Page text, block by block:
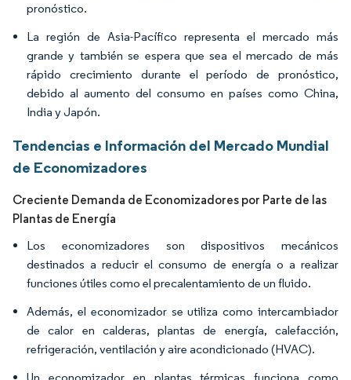
pronóstico.
La región de Asia-Pacífico representa el mercado más
grande y también se espera que sea el mercado de más
rápido crecimiento durante el período de pronóstico,
debido al aumento del consumo en países como China,
India y Japón.
Tendencias e Información del Mercado Mundial
de Economizadores
Creciente Demanda de Economizadores por Parte de las
Plantas de Energía
Los economizadores son dispositivos mecánicos
destinados a reducir el consumo de energía o a realizar
funciones útiles como el precalentamiento de un fluido.
Además, el economizador se utiliza como intercambiador
de calor en calderas, plantas de energía, calefacción,
refrigeración, ventilación y aire acondicionado (HVAC).